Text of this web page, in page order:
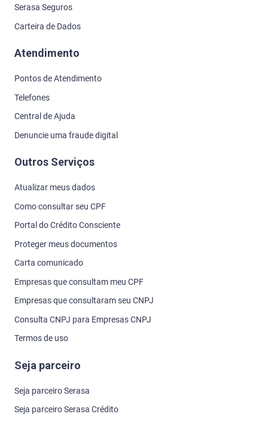
Serasa Seguros
Carteira de Dados
Atendimento
Pontos de Atendimento
Telefones
Central de Ajuda
Denuncie uma fraude digital
Outros Serviços
Atualizar meus dados
Como consultar seu CPF
Portal do Crédito Consciente
Proteger meus documentos
Carta comunicado
Empresas que consultam meu CPF
Empresas que consultaram seu CNPJ
Consulta CNPJ para Empresas CNPJ
Termos de uso
Seja parceiro
Seja parceiro Serasa
Seja parceiro Serasa Crédito